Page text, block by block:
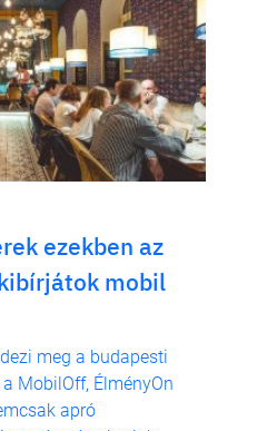
ezekben az
mobil
meg a budapesti
MobilOff, ÉlményOn
apró